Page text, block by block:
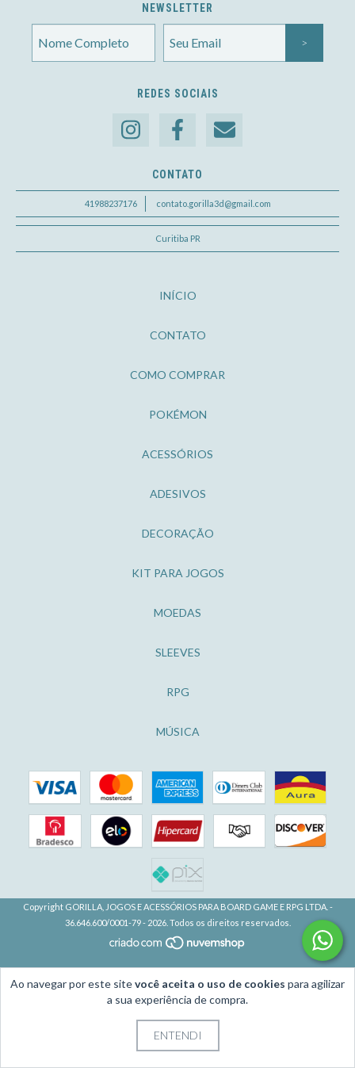
Ao navegar por este sitevocê aceita o uso de cookies para agilizar
a sua experiência de compra.
ENTENDI
NEWSLETTER
REDES SOCIAIS
CONTATO
41988237176 contato.gorilla3d@gmail.com
Curitiba PR
INÍCIO
CONTATO
COMO COMPRAR
POKÉMON
ACESSÓRIOS
ADESIVOS
DECORAÇÃO
KIT PARA JOGOS
MOEDAS
SLEEVES
RPG
MÚSICA
Copyright GORILLA, JOGOS E ACESSÓRIOS PARA BOARD GAME E RPG LTDA. -
36.646.600/0001-79 - 2026. Todos os direitos reservados.